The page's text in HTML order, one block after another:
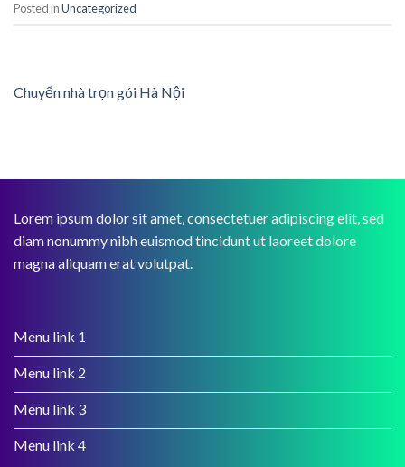
Posted inUncategorized
Chuyển nhà trọn gói Hà Nội
Lorem ipsum dolor sit amet, consectetuer adipiscing elit, sed
diam nonummy nibh euismod tincidunt ut laoreet dolore
magna aliquam erat volutpat.
Menu link 1
Menu link 2
Menu link 3
Menu link 4